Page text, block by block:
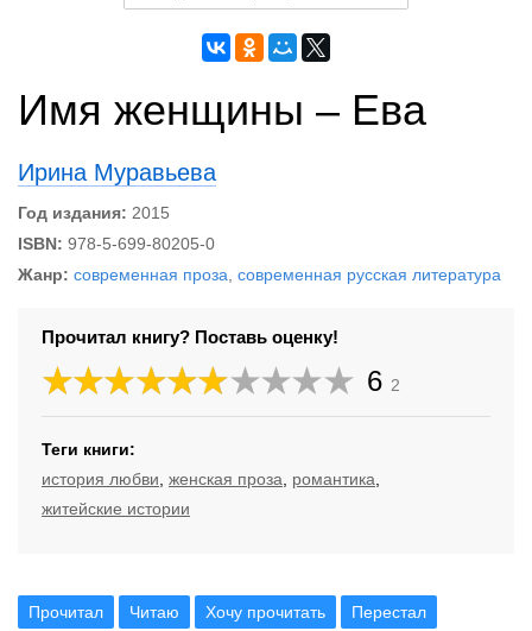
Имя женщины – Ева
Ирина Муравьева
Год издания: 2015
ISBN: 978-5-699-80205-0
Жанр: современная проза современная русская литература
Прочитал книгу? Поставь оценку!
6 2
Теги книги:
история любви женская проза романтика
житейские истории
Прочитал Читаю Хочу прочитать Перестал